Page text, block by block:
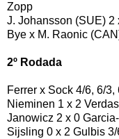
Zopp
J. Johansson (SUE) 2
Bye x M. Raonic
2º Rodada
Ferrer x Sock 4/6, 6/3,
Nieminen 1 x 2
Janowicz 2 x 0
Sijsling 0 x 2 Gulbis 3/